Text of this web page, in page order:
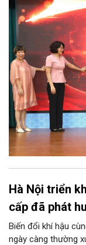
trên địa bàn.
Hà Nội triển
cấp đã phát
Biến đổi khí hậu
ngày càng thường